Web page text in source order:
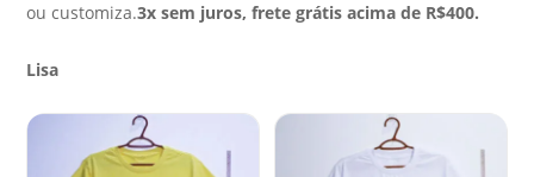
ou customiza.3x sem juros, frete grátis acima de R$400.
Lisa